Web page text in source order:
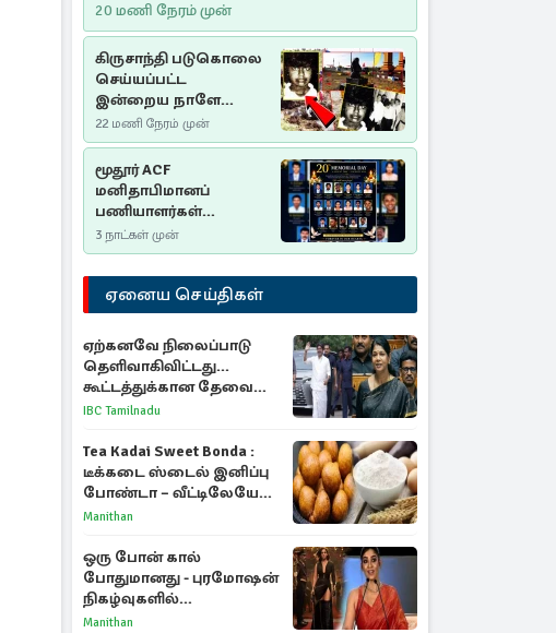
20 மணி நேரம் முன்
கிருசாந்தி படுகொலை
செய்யப்பட்ட
இன்றைய நாளே
செம்மணி
இனப்படுகொலை
தினம்…!
22 மணி நேரம் முன்
மூதூர் ACF
மனிதாபிமானப்
பணியாளர்கள்
படுகொலை (2006): 20
ஆண்டுகளாகியும் நீதி
மறுக்கப்பட்ட
மனிதாபிமானப்
பேரவலம்
3 நாட்கள் முன்
ஏனைய செய்திகள்
ஏற்கனவே நிலைப்பாடு
தெளிவாகிவிட்டது...
கூட்டத்துக்கான தேவை
என்ன? - கனிமொழி
IBC Tamilnadu
Tea Kadai Sweet Bonda :
டீக்கடை ஸ்டைல் இனிப்பு
போண்டா – வீட்டிலேயே
செய்வது எப்படி?
Manithan
ஒரு போன் கால்
போதுமானது - புரமோஷன்
நிகழ்வுகளில்
பங்கேற்காதது குறித்து
Manithan